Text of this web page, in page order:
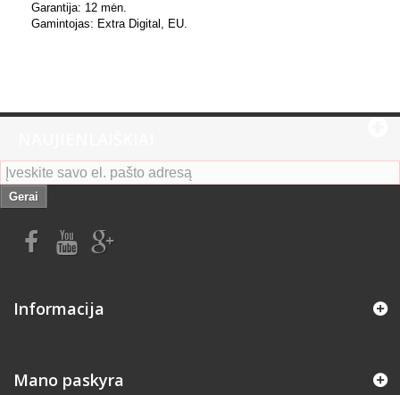
Garantija: 12 mėn.
Gamintojas: Extra Digital, EU.
Gerai
Informacija
Mano paskyra